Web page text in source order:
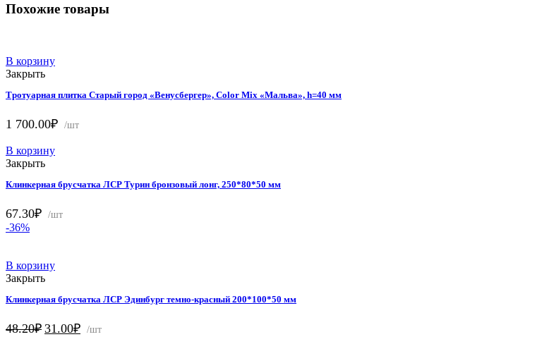
Похожие товары
В корзину
Закрыть
Тротуарная плитка Старый город «Венусбергер», Color Mix «Мальва», h=40 мм
1 700.00₽ /шт
В корзину
Закрыть
Клинкерная брусчатка ЛСР Турин бронзовый лонг, 250*80*50 мм
67.30₽ /шт
-36%
В корзину
Закрыть
Клинкерная брусчатка ЛСР Эдинбург темно-красный 200*100*50 мм
48.20₽ цена
31.00₽цена:
/шт